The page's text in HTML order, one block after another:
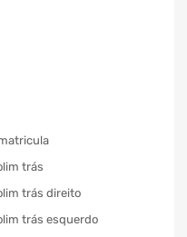
trás
trás direito
trás esquerdo